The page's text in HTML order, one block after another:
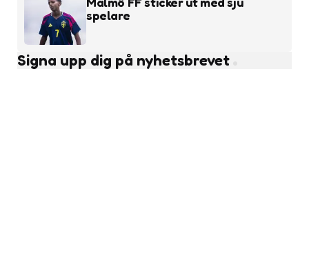
spelare
Signa upp dig på nyhetsbrevet